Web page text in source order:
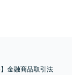
金融商品取引法